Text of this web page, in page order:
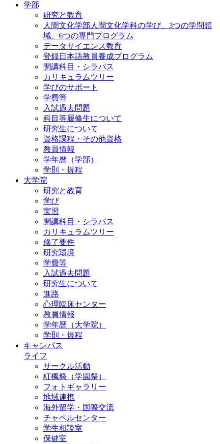
学部
研究と教育
人間文化学部人間文化学科の学び、3つの学問領
域、6つの専門プログラム
データサイエンス教育
登録日本語教員養成プログラム
開講科目・シラバス
カリキュラムツリー
学びのサポート
学費等
入試過去問題
科目等履修生について
研究生について
資格課程・その他資格
教員情報
学年暦（学部）
学則・規程
大学院
研究と教育
学び
実習
開講科目・シラバス
カリキュラムツリー
修了要件
研究環境
学費等
入試過去問題
研究生について
進路
心理臨床センター
教員情報
学年暦（大学院）
学則・規程
キャンパス
ライフ
サークル活動
紅楓祭（学園祭）
フォトギャラリー
地域連携
海外留学・国際交流
チャペルセンター
学生相談室
保健室